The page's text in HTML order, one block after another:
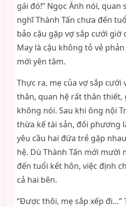
gái đó!” Ngọc Ánh nói, quan
nghĩ Thành Tấn chưa đến
bảo cậu gặp vợ sắp cưới giờ
May là cậu không tỏ vẻ
mới yên tâm.
Thực ra, mẹ của vợ sắp cưới
thân, quan hệ rất thân thiết,
không nói. Sau khi ông nội
thừa kế tài sản, đối phương
yêu cầu hai đứa trẻ gặp
hệ. Dù Thành Tấn mới mười
đến tuổi kết hôn, việc định
cả hai bên.
“Được thôi, mẹ sắp xếp đi…”